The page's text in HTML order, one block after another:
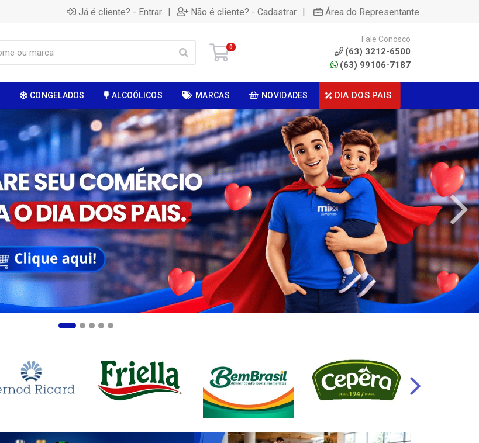
Já é cliente? - Entrar | Não é cliente? - Cadastrar | Área do Representante
0
Fale Conosco
(63) 3212-6500
(63) 99106-7187
CONGELADOS ALCOÓLICOS MARCAS NOVIDADES DIA DOS PAIS